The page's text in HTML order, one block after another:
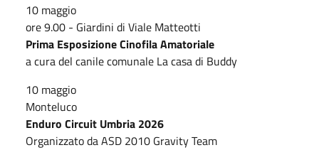
10 maggio
ore 9.00 - Giardini di Viale Matteotti
Prima Esposizione Cinofila Amatoriale
a cura del canile comunale La casa di Buddy
10 maggio
Monteluco
Enduro Circuit Umbria 2026
Organizzato da ASD 2010 Gravity Team